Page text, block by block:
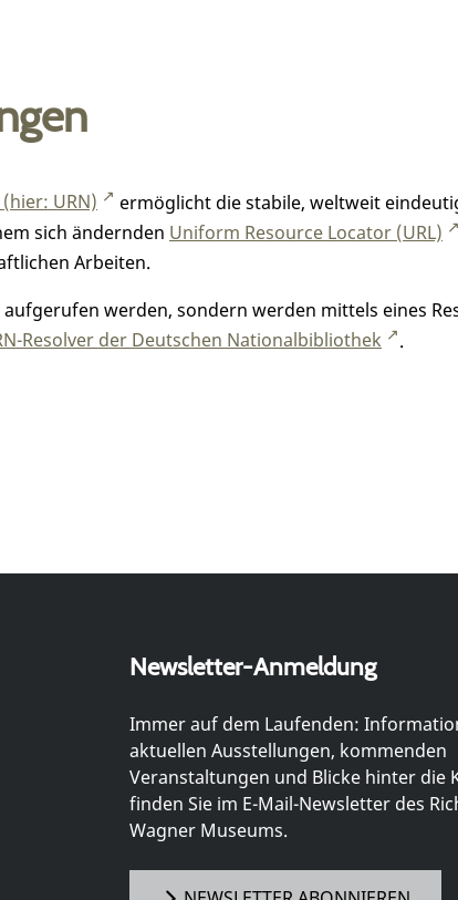
URN)
ermöglicht die stabile, weltweit
sich ändernden Uniform Resource Locator (URL)
Arbeiten.
werden, sondern werden mittels eines
Resolver der Deutschen Nationalbibliothek .
Newsletter-Anmeldung
Immer auf dem Laufenden:
aktuellen Ausstellungen, kommenden
Veranstaltungen und Blicke hinter die
finden Sie im E-Mail-Newsletter des
Wagner Museums.